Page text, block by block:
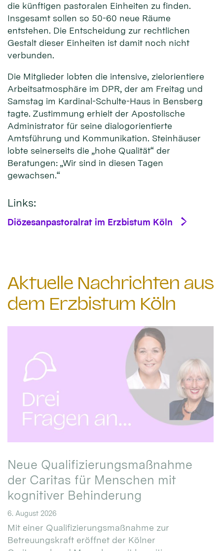
die künftigen pastoralen Einheiten zu finden.
Insgesamt sollen so 50-60 neue Räume
entstehen. Die Entscheidung zur rechtlichen
Gestalt dieser Einheiten ist damit noch nicht
verbunden.
Die Mitglieder lobten die intensive, zielorientiere
Arbeitsatmosphäre im DPR, der am Freitag und
Samstag im Kardinal-Schulte-Haus in Bensberg
tagte. Zustimmung erhielt der Apostolische
Administrator für seine dialogorientierte
Amtsführung und Kommunikation. Steinhäuser
lobte seinerseits die „hohe Qualität“ der
Beratungen: „Wir sind in diesen Tagen
gewachsen.“
Links:
Diözesanpastoralrat im Erzbistum Köln
Aktuelle Nachrichten aus
dem Erzbistum Köln
Neue Qualifizierungsmaßnahme
der Caritas für Menschen mit
kognitiver Behinderung
6. August 2026
Mit einer Qualifizierungsmaßnahme zur
Betreuungskraft eröffnet der Kölner